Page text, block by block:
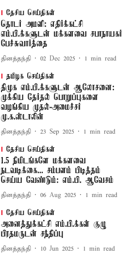
தேசிய செய்திகள்
தொடர் அமளி: எதிர்க்கட்சி
எம்.பி.க்களுடன் மக்களவை சபாநாயகர்
பேச்சுவார்த்தை
தினத்தந்தி 02 Dec 2025 1 min read
தமிழக செய்திகள்
திமுக எம்.பி.க்களுடன் ஆலோசனை:
முக்கிய தேர்தல் பொறுப்புகளை
வழங்கிய முதல்-அமைச்சர்
மு.க.ஸ்டாலின்
தினத்தந்தி 23 Sep 2025 1 min read
தேசிய செய்திகள்
1.5 நிமிடங்களே மக்களவை
நடவடிக்கை... சம்பளம் பிடித்தம்
செய்ய வேண்டும்: எம்.பி. ஆவேசம்
தினத்தந்தி 06 Aug 2025 1 min read
தேசிய செய்திகள்
அனைத்துக்கட்சி எம்.பி.க்கள் குழு
பிரதமருடன் சந்திப்பு
தினத்தந்தி 10 Jun 2025 1 min read